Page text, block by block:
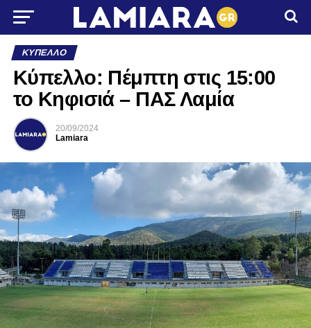
ΚΎΠΕΛΛΟ
Κύπελλο: Πέμπτη στις 15:00
το Κηφισιά – ΠΑΣ Λαμία
20/09/2024
Lamiara